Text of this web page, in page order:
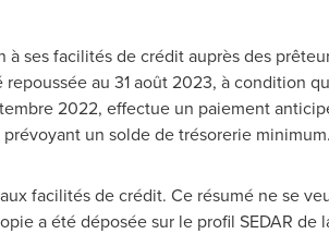
ses facilités de crédit auprès des
au 31 août 2023, à condition
2022, effectue un paiement
un solde de trésorerie minimum.
facilités de crédit. Ce résumé ne se
a été déposée sur le profil SEDAR de